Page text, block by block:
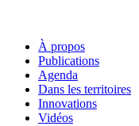
À propos
Publications
Agenda
Dans les territoires
Innovations
Vidéos